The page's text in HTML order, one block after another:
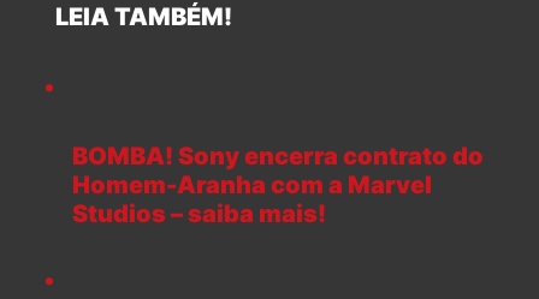
LEIA TAMBÉM!
BOMBA! Sony encerra contrato do
Homem-Aranha com a Marvel
Studios – saiba mais!